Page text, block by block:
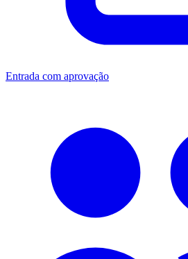
Entrada com aprovação